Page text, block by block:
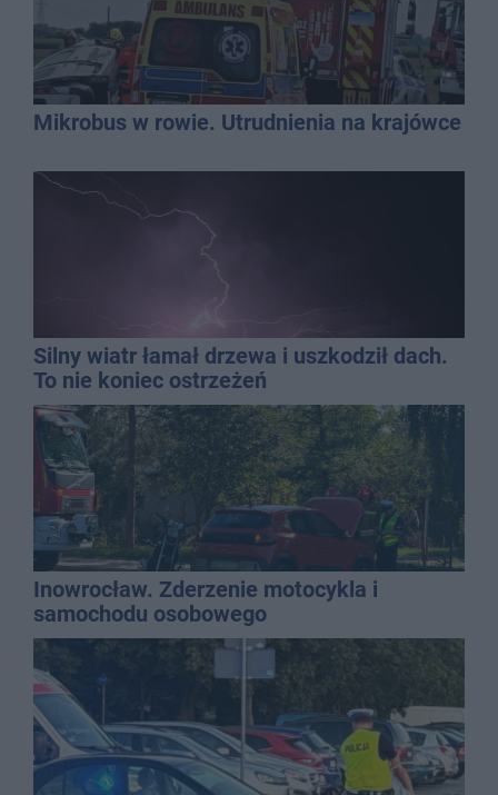
Mikrobus w rowie. Utrudnienia na krajówce
Silny wiatr łamał drzewa i uszkodził dach.
To nie koniec ostrzeżeń
Inowrocław. Zderzenie motocykla i
samochodu osobowego